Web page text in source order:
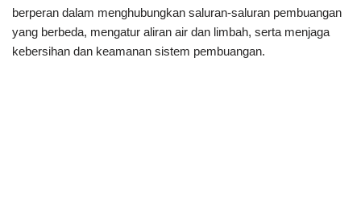
berperan dalam menghubungkan saluran-saluran pembuangan
yang berbeda, mengatur aliran air dan limbah, serta menjaga
kebersihan dan keamanan sistem pembuangan.